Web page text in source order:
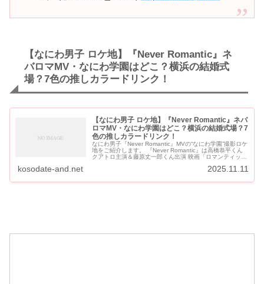
【なにわ男子 ロケ地】『Never Romantic』ネ
バロマMV・なにわ学園はどこ？横浜の結婚式
場？7色の推しカラードリンク！
【なにわ男子 ロケ地】『Never Romantic』ネバ
ロマMV・なにわ学園はどこ？横浜の結婚式場？7
色の推しカラードリンク！
なにわ男子『Never Romantic』MVの“なにわ学園”撮影ロケ
地をご紹介します。 『Never Romantic』は高橋恭平くん
クアトロ主演＆藤原丈一郎くん出演 映画「ロマンティッ
kosodate-and.net 2025.11.11